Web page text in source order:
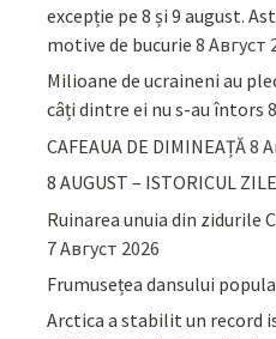
excepție pe 8 și 9 august.
motive de bucurie 8 Август
Milioane de ucraineni au
câți dintre ei nu s-au întors
CAFEAUA DE DIMINEAȚĂ8
8 AUGUST – ISTORICUL
Ruinarea unuia din zidurile
7 Август 2026
Frumusețea dansului
Arctica a stabilit un record